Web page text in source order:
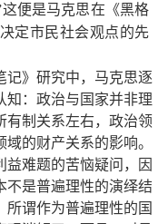
这便是马克思在《黑格
定市民社会观点的先
记》研究中， 马克思逐
知： 政治与国家并非理
有制关系左右， 政治领
域的财产关系的影响。
益难题的苦恼疑问， 因
不是普遍理性的演绎结
所谓作为普遍理性的国